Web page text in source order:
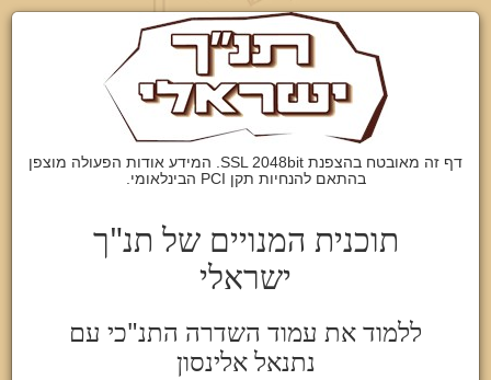
דף זה מאובטח בהצפנת SSL 2048bit. המידע אודות הפעולה מוצפן
בהתאם להנחיות תקן PCI הבינלאומי.
תוכנית המנויים של תנ"ך
ישראלי
ללמוד את עמוד השדרה התנ"כי עם
נתנאל אלינסון